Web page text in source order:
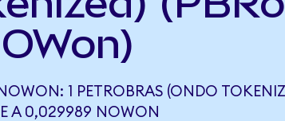
1 PETROBRAS (ONDO
A 0,029989 NOWON